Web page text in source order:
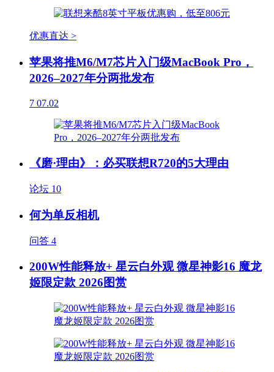
优惠直达 >
苹果将推M6/M7芯片入门级MacBook Pro，
2026–2027年分两批发布
7 07.02
《磨·理由》：必买联想R720的5大理由
论坛 10
何为单反相机
问答 4
200W性能释放+ 星云白外观 微星神影16 魔龙
姬限定款 2026图赏